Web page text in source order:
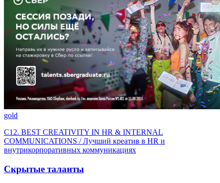
gold
C12. BEST CREATIVITY IN HR & INTERNAL
COMMUNICATIONS / Лучший креатив в HR и
внутрикорпоративных коммуникациях
Скрытые таланты